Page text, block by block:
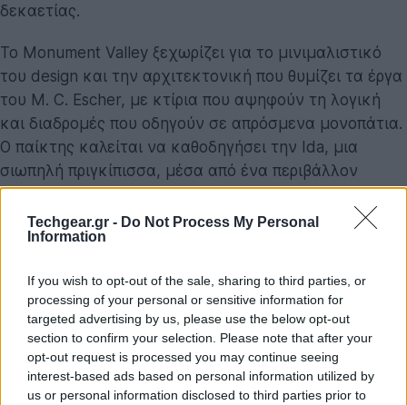
Techgear.gr - Do Not Process My Personal
Information
If you wish to opt-out of the sale, sharing to third parties, or
processing of your personal or sensitive information for
targeted advertising by us, please use the below opt-out
section to confirm your selection. Please note that after your
opt-out request is processed you may continue seeing
interest-based ads based on personal information utilized by
us or personal information disclosed to third parties prior to
δεκαετίας.
Το Monument Valley ξεχωρίζει για το μινιμαλιστικό
του design και την αρχιτεκτονική που θυμίζει τα έργα
του M. C. Escher, με κτίρια που αψηφούν τη λογική
και διαδρομές που οδηγούν σε απρόσμενα μονοπάτια.
Ο παίκτης καλείται να καθοδηγήσει την Ida, μια
σιωπηλή πριγκίπισσα, μέσα από ένα περιβάλλον
γεμάτο γρίφους και οπτικές ψευδαισθήσεις. Με
περιστροφές, μετακινήσεις πλατφορμών και
αποκάλυψη κρυφών διαδρομών, κάθε επίπεδο